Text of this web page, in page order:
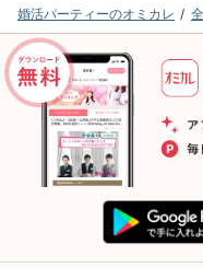
婚活パーティーのオミカレ